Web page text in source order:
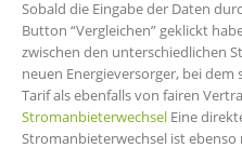
Sobald die Eingabe der Daten
Button “Vergleichen” geklickt
zwischen den unterschiedlichen
neuen Energieversorger, bei
Tarif als ebenfalls von fairen
Stromanbieterwechsel Eine
Stromanbieterwechsel ist